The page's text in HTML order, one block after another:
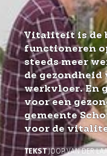
Vitaliteit is de
functioneren
steeds meer
de gezondheid
werkvloer. En
voor een
gemeente
voor de
TEKSTJOOP VAN DER